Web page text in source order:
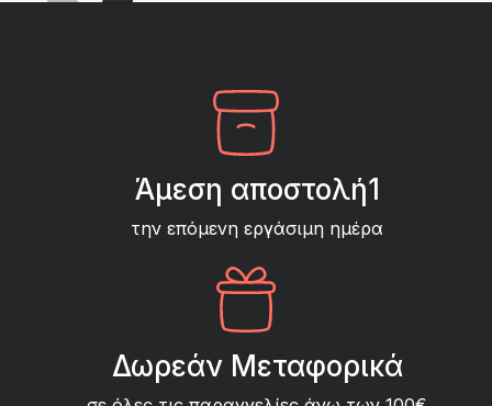
Άμεση αποστολή1
την επόμενη εργάσιμη ημέρα
Δωρεάν Μεταφορικά